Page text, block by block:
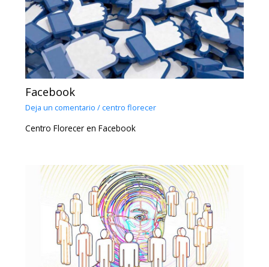
Facebook
Deja un comentario / centro florecer
Centro Florecer en Facebook